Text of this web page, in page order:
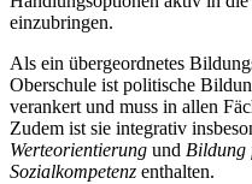
einzubringen.
Als ein übergeordnetes
Oberschule ist politische
verankert und muss in allen
Zudem ist sie integrativ
Werteorientierung und Bildung
Sozialkompetenz enthalten.